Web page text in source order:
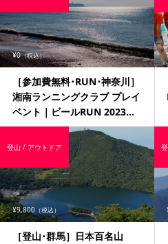
¥0（税込）
［参加費無料･RUN･神奈川］
湘南ランニングクラブ プレイ
ベント｜ビールRUN 2023...
¥9,800 （税込）
［登山･群馬］日本百名山
登山 / アウトドア